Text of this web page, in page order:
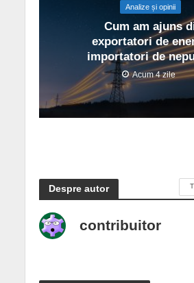
Analize și opinii
Cum am ajuns
exportatori de
importatori de
Acum 4 zile
Despre autor
contribuitor